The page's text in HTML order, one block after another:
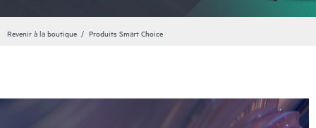
Revenir à la boutique Produits Smart Choice